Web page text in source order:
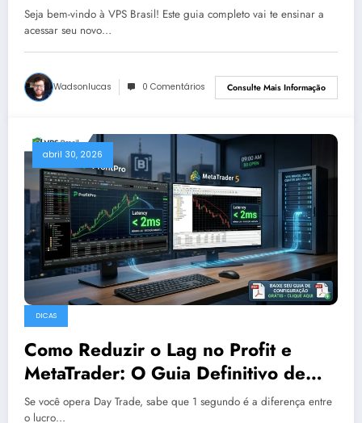
Seja bem-vindo à VPS Brasil! Este guia completo vai te ensinar a
acessar seu novo…
Wadsonlucas 0 Comentários Consulte Mais Informação
abril 30, 2026
DICAS
Como Reduzir o Lag no Profit e
MetaTrader: O Guia Definitivo de
VPS para B3
Se você opera Day Trade, sabe que 1 segundo é a diferença entre
o lucro…